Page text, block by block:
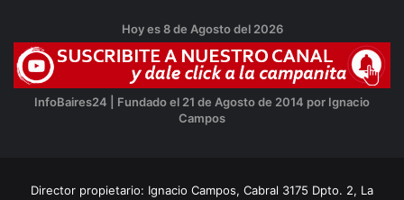
Hoy es 8 de Agosto del 2026
InfoBaires24 | Fundado el 21 de Agosto de 2014 por Ignacio
Campos
Director propietario: Ignacio Campos, Cabral 3175 Dpto. 2, La